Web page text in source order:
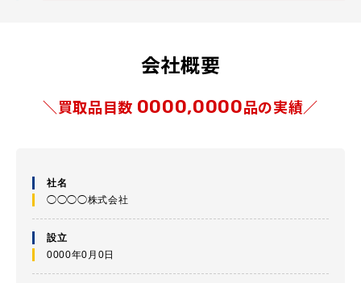
会社概要
＼買取品目数 0000,0000品の実績／
社名
◯◯◯◯株式会社
設立
0000年0月0日